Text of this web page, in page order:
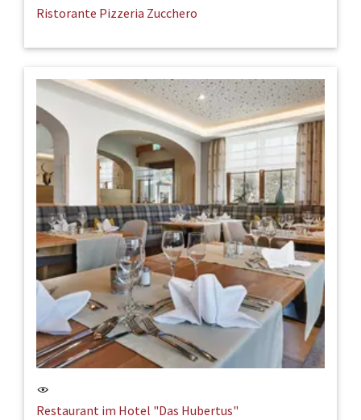
Ristorante Pizzeria Zucchero
Restaurant im Hotel "Das Hubertus"